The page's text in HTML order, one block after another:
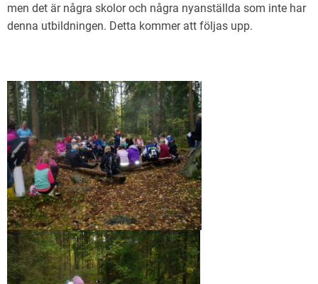
men det är några skolor och några nyanställda som inte har
denna utbildningen. Detta kommer att följas upp.